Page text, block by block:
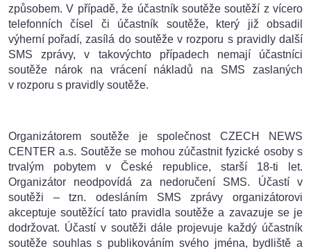
způsobem. V případě, že účastník soutěže soutěží z vícero
telefonních čísel či účastník soutěže, který již obsadil
výherní pořadí, zasílá do soutěže v rozporu s pravidly další
SMS zprávy, v takovýchto případech nemají účastníci
soutěže nárok na vrácení nákladů na SMS zaslaných
v rozporu s pravidly soutěže.
Organizátorem soutěže je společnost CZECH NEWS
CENTER a.s. Soutěže se mohou zúčastnit fyzické osoby s
trvalým pobytem v České republice, starší 18-ti let.
Organizátor neodpovídá za nedoručení SMS. Účastí v
soutěži – tzn. odesláním SMS zprávy organizátorovi
akceptuje soutěžící tato pravidla soutěže a zavazuje se je
dodržovat. Účastí v soutěži dále projevuje každý účastník
soutěže souhlas s publikováním svého jména, bydliště a